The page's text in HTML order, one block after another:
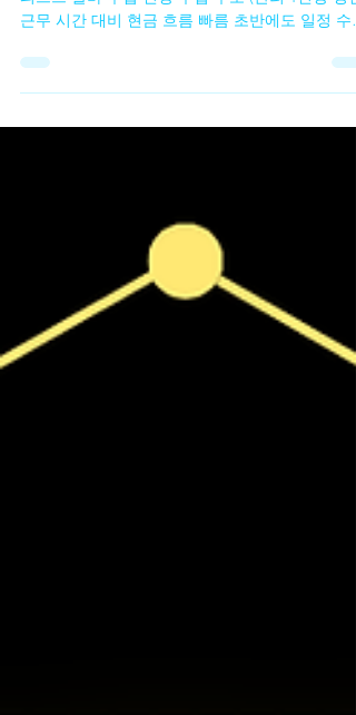
테라피스트 알바 vs 창업
테라피스트 알바 vs 창업 1️⃣ 수입 구조 비교 🔹 테라
근무 시간 대비 현금 흐름 빠름 초반에도 일정 수입
확보 가능 장점 고정비 없음 일한 만큼 바로 수입
없음 장기적으로 안정화 가능 장점 수입 확장 가능
성 큼 브랜드·단골 자산 형성 직접 운영 시 마진 높
한계 초반 매출 불안정 고정비 부담 존재 테라피스
트 알바 테라피스트 알바 vs 창업 2️⃣ 리스크 비교 🔹
알바의 리스크 업소 선택 실패 시 근무 만족도 ↓ 수
입 변동성 존재 개인 성장 한계 👉 리스크는 낮지
구조적 한계가 있음 🔹 창업의 리스크 초기 비용 발